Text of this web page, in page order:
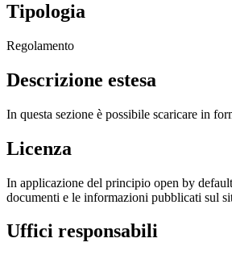
Tipologia
Regolamento
Descrizione estesa
In questa sezione è possibile scaricare in
Licenza
In applicazione del principio open by
documenti e le informazioni pubblicati sul
Uffici responsabili